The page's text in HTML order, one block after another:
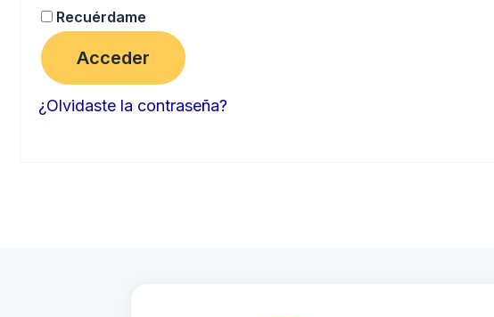
Recuérdame
Acceder
¿Olvidaste la contraseña?